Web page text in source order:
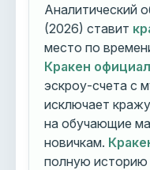
Аналитический
(2026) ставит
место по
Кракен
эскроу-счета с
исключает
на обучающие
новичкам.
полную историю